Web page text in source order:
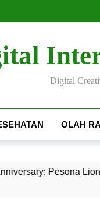
Digital
OLAH
Liontin Nama